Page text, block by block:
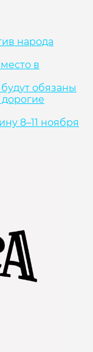
народа
в
обязаны
8–11 ноября